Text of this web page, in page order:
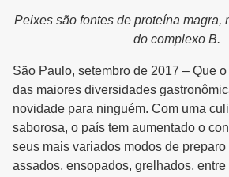
Peixes são fontes de proteína magra,
do complexo B.
São Paulo, setembro de 2017 – Que
das maiores diversidades
novidade para ninguém. Com uma
saborosa, o país tem aumentado o
seus mais variados modos de
assados, ensopados, grelhados,